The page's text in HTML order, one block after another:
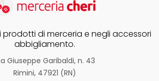
prodotti di merceria e negli accessori
abbigliamento.
Giuseppe Garibaldi, n. 43
Rimini, 47921 (RN)